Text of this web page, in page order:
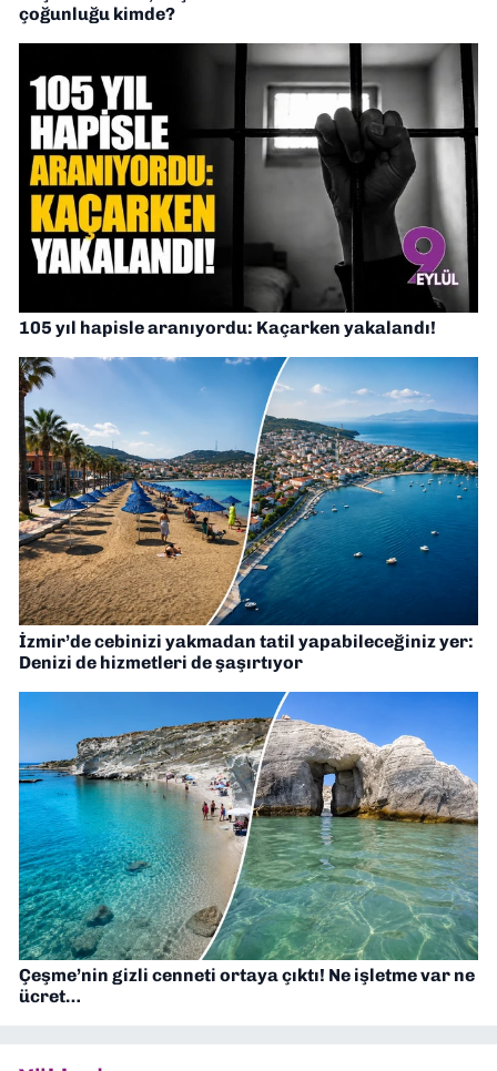
çoğunluğu kimde?
105 yıl hapisle aranıyordu: Kaçarken yakalandı!
İzmir’de cebinizi yakmadan tatil yapabileceğiniz yer:
Denizi de hizmetleri de şaşırtıyor
Çeşme’nin gizli cenneti ortaya çıktı! Ne işletme var ne
ücret…